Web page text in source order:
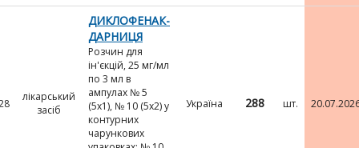
лікарський
засіб
ДИКЛОФЕНАК-
ДАРНИЦЯ
Розчин для
ін'єкцій, 25 мг/мл
по 3 мл в
ампулах № 5
(5х1), № 10 (5х2) у
контурних
чарункових
Україна 288 шт.